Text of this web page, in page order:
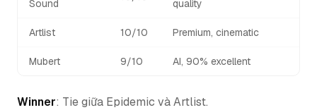
Sound
quality
Artlist 10/10 Premium, cinematic
Mubert 9/10 AI, 90% excellent
Winner: Tie giữa Epidemic và Artlist.